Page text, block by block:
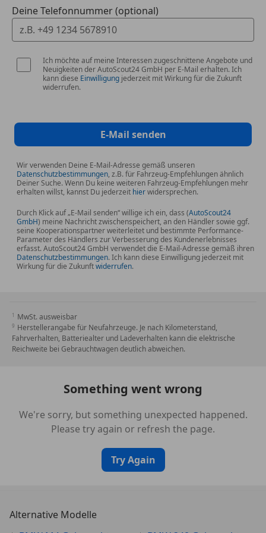
Öffnungszeiten: Mo-Fr: 7:30-17:00,
Samstag gegen Terminvereinbarung
Ausstattungen BMW spezifisch:
01MB M DRIVE PROFESSIONAL
02TB Sport-Automatik Getriebe
02VF Adaptives M Fahrwerk
0430 Innen-/Aussensp. mit Abblendautomatik
0431 Innenspiegel automatisch abblendend
043A M AKZENTFLAECHEN, ILLUMINIERT0493
Ablagenpaket
04UR Ambientes Innenlicht
0534 Klimaautomatik
0544 Geschwindigkeitsregelung mit Bremsfunktion
0548 Kilometertacho
0775 Dachhimmel anthrazit
08TF Aktiver Fussgängerschutz
01DF Abgasnorm EU6 rde II
02PA Radschraubensicherung
02VC Reifenreparatur-Set
0302 Alarmanlage
0322 Komfortzugang
03MF M Leuchten Shadow Line
0488 Lordosenstütze Fahrer u. Beifahrer
Deine Telefonnummer (optional)
Ich möchte auf meine Interessen zugeschnittene Angebote und
Neuigkeiten der AutoScout24 GmbH per E-Mail erhalten. Ich
kann diese Einwilligung jederzeit mit Wirkung für die Zukunft
widerrufen.
E-Mail senden
Wir verwenden Deine E-Mail-Adresse gemäß unseren
Datenschutzbestimmungen, z.B. für Fahrzeug-Empfehlungen ähnlich
Deiner Suche. Wenn Du keine weiteren Fahrzeug-Empfehlungen mehr
erhalten willst, kannst Du jederzeit hierwidersprechen.
Durch Klick auf „E-Mail senden“ willige ich ein, dass (AutoScout24
GmbH) meine Nachricht zwischenspeichert, an den Händler sowie ggf.
seine Kooperationspartner weiterleitet und bestimmte Performance-
Parameter des Händlers zur Verbesserung des Kundenerlebnisses
erfasst. AutoScout24 GmbH verwendet die E-Mail-Adresse gemäß ihren
Datenschutzbestimmungen. Ich kann diese Einwilligung jederzeit mit
Wirkung für die Zukunftwiderrufen.
MwSt. ausweisbar
Herstellerangabe für Neufahrzeuge. Je nach Kilometerstand,
Fahrverhalten, Batteriealter und Ladeverhalten kann die elektrische
Reichweite bei Gebrauchtwagen deutlich abweichen.
Something went wrong
We're sorry, but something unexpected happened.
Please try again or refresh the page.
Try Again
Alternative Modelle